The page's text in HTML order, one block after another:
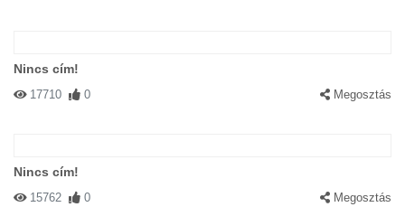
Nincs cím!
17710 0 Megosztás
Nincs cím!
15762 0 Megosztás